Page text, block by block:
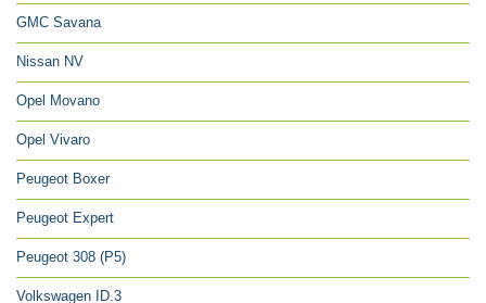
GMC Savana
Nissan NV
Opel Movano
Opel Vivaro
Peugeot Boxer
Peugeot Expert
Peugeot 308 (P5)
Volkswagen ID.3